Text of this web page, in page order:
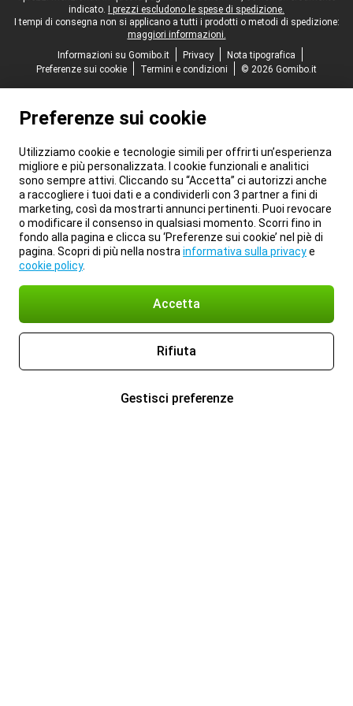
indicato.
I prezzi escludono le spese di spedizione.
I tempi di consegna non si applicano a tutti i prodotti o metodi di spedizione:
maggiori informazioni.
Informazioni su Gomibo.it
Privacy
Nota tipografica
Preferenze sui cookie
Termini e condizioni © 2026 Gomibo.it
Preferenze sui cookie
Utilizziamo cookie e tecnologie simili per offrirti un’esperienza
migliore e più personalizzata. I cookie funzionali e analitici
sono sempre attivi. Cliccando su “Accetta” ci autorizzi anche
a raccogliere i tuoi dati e a condividerli con 3 partner a fini di
marketing, così da mostrarti annunci pertinenti. Puoi revocare
o modificare il consenso in qualsiasi momento. Scorri fino in
fondo alla pagina e clicca su ‘Preferenze sui cookie’ nel piè di
pagina. Scopri di più nella nostra informativa sulla privacye
cookie policy.
Accetta
Rifiuta
Gestisci preferenze